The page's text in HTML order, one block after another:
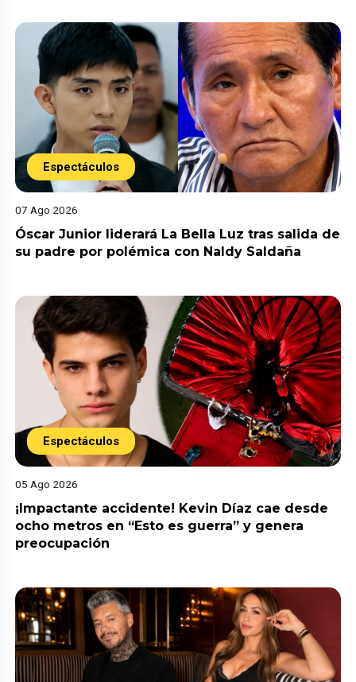
Espectáculos
07 Ago 2026
Óscar Junior liderará La Bella Luz tras salida de
su padre por polémica con Naldy Saldaña
Espectáculos
05 Ago 2026
¡Impactante accidente! Kevin Díaz cae desde
ocho metros en “Esto es guerra” y genera
preocupación